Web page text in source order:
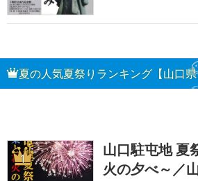
夏の人気夏祭りランキング【山口県
1
山口駐屯地 夏
火の夕べ～／